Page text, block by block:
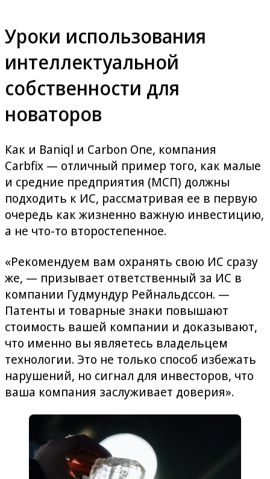
Уроки использования
интеллектуальной
собственности для
новаторов
Как и Baniql и Carbon One, компания
Carbfix — отличный пример того, как малые
и средние предприятия (МСП) должны
подходить к ИС, рассматривая ее в первую
очередь как жизненно важную инвестицию,
а не что-то второстепенное.
«Рекомендуем вам охранять свою ИС сразу
же, — призывает ответственный за ИС в
компании Гудмундур Рейнальдссон. —
Патенты и товарные знаки повышают
стоимость вашей компании и доказывают,
что именно вы являетесь владельцем
технологии. Это не только способ избежать
нарушений, но сигнал для инвесторов, что
ваша компания заслуживает доверия».